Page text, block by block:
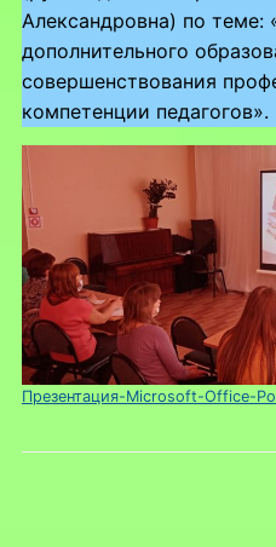
Александровна) по теме:
дополнительного
совершенствования
компетенции педагогов».
Презентация-Microsoft-Office-